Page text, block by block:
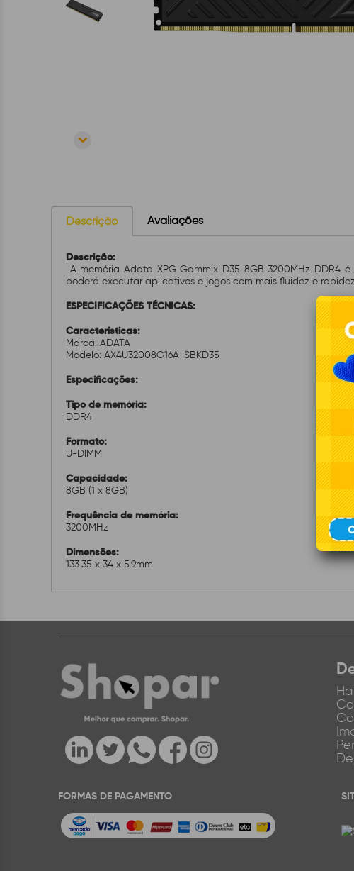
Descrição Avaliações
Descrição:
A memória Adata XPG Gammix D35 8GB 3200MHz
poderá executar aplicativos e jogos com mais fluidez e
ESPECIFICAÇÕES TÉCNICAS:
Caracteristicas:
Marca: ADATA
Modelo: AX4U32008G16A-SBKD35
Especificações:
Tipo de memória:
DDR4
Formato:
U-DIMM
Capacidade:
8GB (1 x 8GB)
Frequência de memória:
3200MHz
Dimensões:
133.35 x 34 x 5.9mm
FORMAS DE PAGAMENTO